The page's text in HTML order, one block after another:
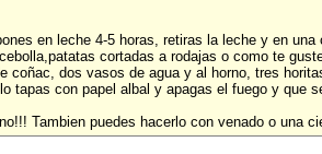
en leche 4-5 horas, retiras la leche y en
cortadas a rodajas o como te
coñac, dos vasos de agua y al horno, tres
tapas con papel albal y apagas el fuego y que
Tambien puedes hacerlo con venado o una